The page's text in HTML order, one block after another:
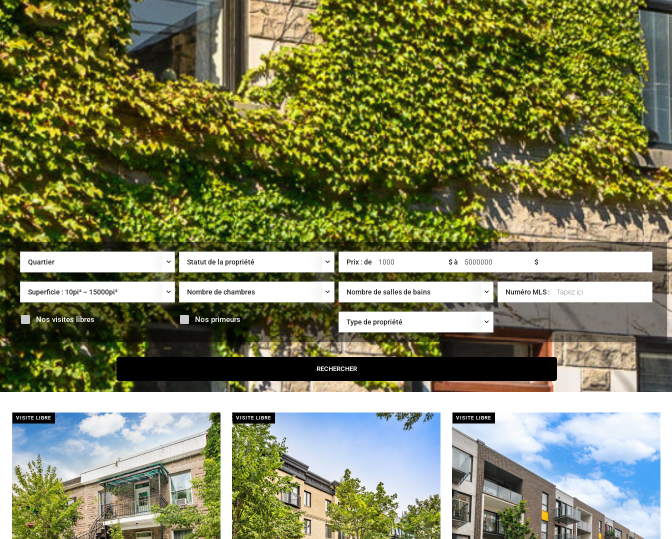
Quartier Statut de la propriété Prix : de $ à $
Superficie : 10pi² – 15000pi² Nombre de chambres Nombre de salles de bains Numéro MLS :
Nos visites libres Nos primeurs Type de propriété
VISITE LIBRE VISITE LIBRE VISITE LIBRE